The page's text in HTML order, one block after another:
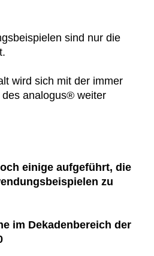
sind nur die
wird sich mit der immer
des analogus® weiter
einige aufgeführt, die
zu
im Dekadenbereich der